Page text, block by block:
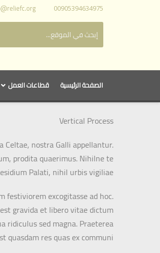
00905394634975
الصفحة الرئيسية قطاعات العمل
Vertical Process
nostra Galli appellantur.
prodita quaerimus. Nihilne te
Palati, nihil urbis vigiliae.
excogitasse ad hoc.
gravida et libero vitae dictum.
ridiculus sed magna. Praeterea
quasdam res quas ex communi.